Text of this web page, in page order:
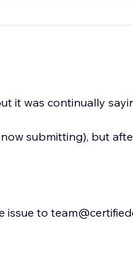
it was continually
submitting), but
issue to